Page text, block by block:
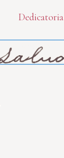
Dedicatoria